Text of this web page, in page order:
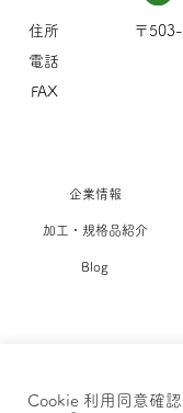
住所
〒
電話
FAX
企業情報
加工・規格品紹介
Blog
Cookie 利用同意確認